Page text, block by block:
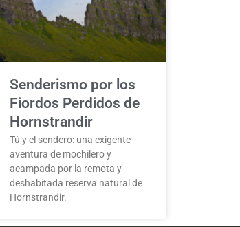
Senderismo por los
Fiordos Perdidos de
Hornstrandir
Tú y el sendero: una exigente
aventura de mochilero y
acampada por la remota y
deshabitada reserva natural de
Hornstrandir.